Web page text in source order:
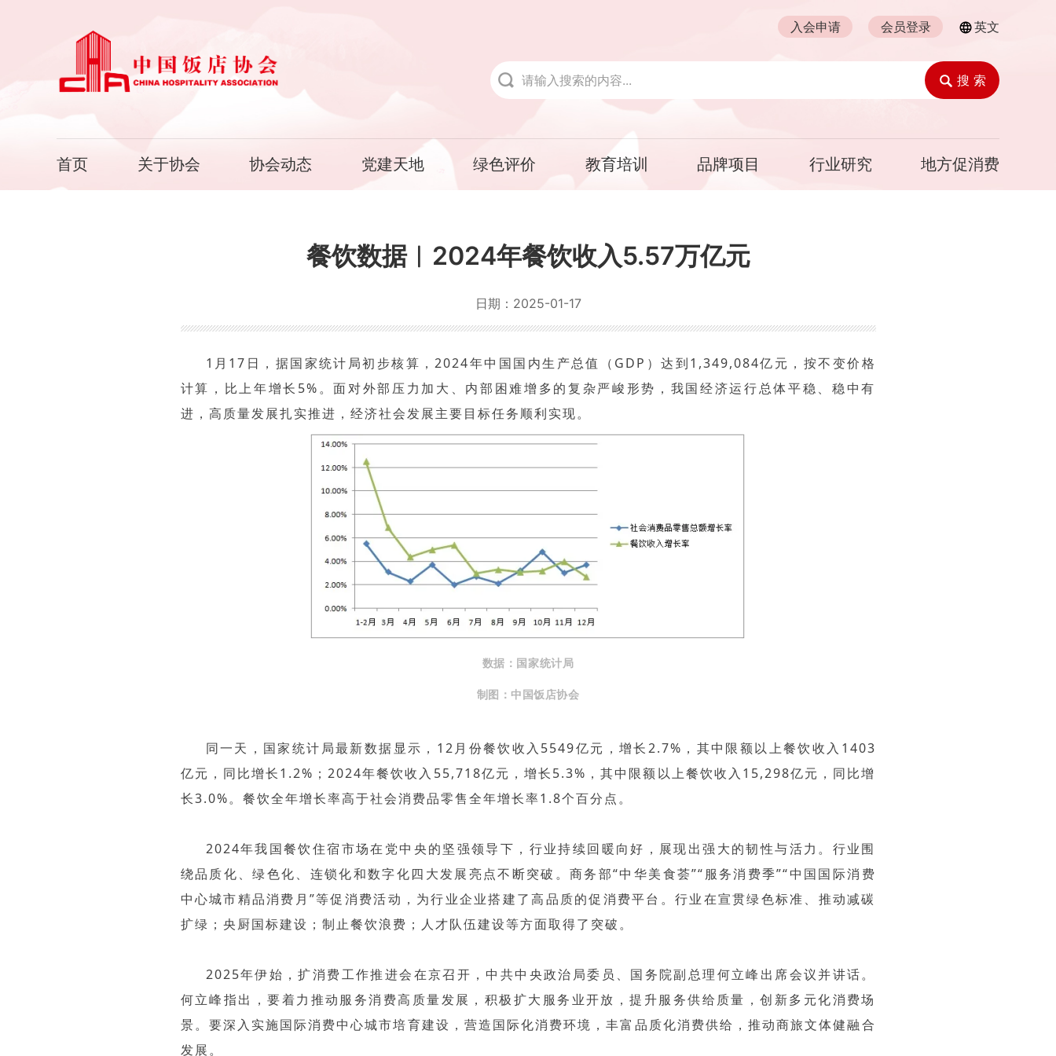
入会申请 会员登录 英文
搜 索
首页 关于协会 协会动态 党建天地 绿色评价 教育培训 品牌项目 行业研究 地方促消费
餐饮数据︱2024年餐饮收入5.57万亿元
日期： 2025-01-17
1月17日，据国家统计局初步核算，2024年中国国内生产总值（GDP）达到1,349,084亿元，按不变价格
计算，比上年增长5%。面对外部压力加大、内部困难增多的复杂严峻形势，我国经济运行总体平稳、稳中有
进，高质量发展扎实推进，经济社会发展主要目标任务顺利实现。
数据：国家统计局
制图：中国饭店协会
同一天，国家统计局最新数据显示，12月份餐饮收入5549亿元，增长2.7%，其中限额以上餐饮收入1403
亿元，同比增长1.2%；2024年餐饮收入55,718亿元，增长5.3%，其中限额以上餐饮收入15,298亿元，同比增
长3.0%。餐饮全年增长率高于社会消费品零售全年增长率1.8个百分点。
2024年我国餐饮住宿市场在党中央的坚强领导下，行业持续回暖向好，展现出强大的韧性与活力。行业围
绕品质化、绿色化、连锁化和数字化四大发展亮点不断突破。商务部“中华美食荟”“服务消费季”“中国国际消费
中心城市精品消费月”等促消费活动，为行业企业搭建了高品质的促消费平台。行业在宣贯绿色标准、推动减碳
扩绿；央厨国标建设；制止餐饮浪费；人才队伍建设等方面取得了突破。
2025年伊始，扩消费工作推进会在京召开，中共中央政治局委员、国务院副总理何立峰出席会议并讲话。
何立峰指出，要着力推动服务消费高质量发展，积极扩大服务业开放，提升服务供给质量，创新多元化消费场
景。要深入实施国际消费中心城市培育建设，营造国际化消费环境，丰富品质化消费供给，推动商旅文体健融合
发展。